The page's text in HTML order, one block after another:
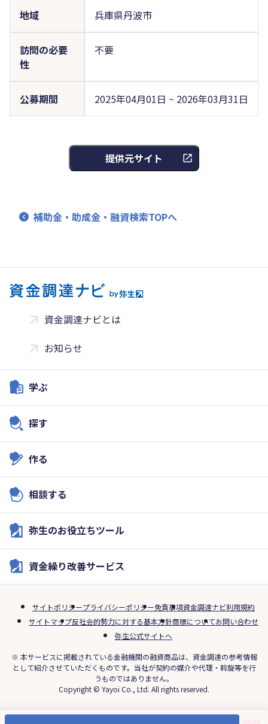
地域 兵庫県丹波市
訪問の必要
性
不要
公募期間 2025年04月01日 ~ 2026年03月31日
提供元サイト
補助金・助成金・融資検索TOPへ
資金調達ナビとは
お知らせ
学ぶ
探す
作る
相談する
弥生のお役立ちツール
資金繰り改善サービス
サイトポリシープライバシーポリシー免責事項資金調達ナビ利用規約
サイトマップ反社会的勢力に対する基本方針商標についてお問い合わせ
弥生公式サイトへ
※ 本サービスに掲載されている金融機関の融資商品は、資金調達の参考情報
として紹介させていただくものです。当社が契約の媒介や代理・斡旋等を行
うものではありません。
Copyright © Yayoi Co., Ltd. All rights reserved.